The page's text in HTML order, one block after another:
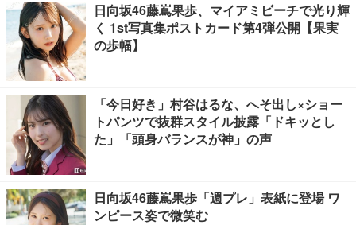
日向坂46藤嶌果歩、マイアミビーチで光り輝
く 1st写真集ポストカード第4弾公開【果実
の歩幅】
「今日好き」村谷はるな、へそ出し×ショー
トパンツで抜群スタイル披露「ドキッとし
た」「頭身バランスが神」の声
日向坂46藤嶌果歩「週プレ」表紙に登場 ワ
ンピース姿で微笑む